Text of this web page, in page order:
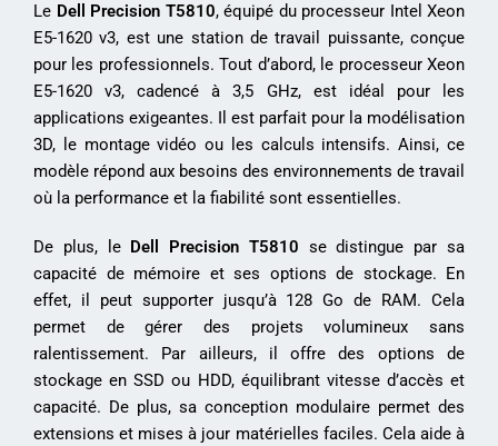
Le Dell Precision T5810, équipé du processeur Intel Xeon
E5-1620 v3, est une station de travail puissante, conçue
pour les professionnels. Tout d’abord, le processeur Xeon
E5-1620 v3, cadencé à 3,5 GHz, est idéal pour les
applications exigeantes. Il est parfait pour la modélisation
3D, le montage vidéo ou les calculs intensifs. Ainsi, ce
modèle répond aux besoins des environnements de travail
où la performance et la fiabilité sont essentielles.
De plus, le Dell Precision T5810 se distingue par sa
capacité de mémoire et ses options de stockage. En
effet, il peut supporter jusqu’à 128 Go de RAM. Cela
permet de gérer des projets volumineux sans
ralentissement. Par ailleurs, il offre des options de
stockage en SSD ou HDD, équilibrant vitesse d’accès et
capacité. De plus, sa conception modulaire permet des
extensions et mises à jour matérielles faciles. Cela aide à